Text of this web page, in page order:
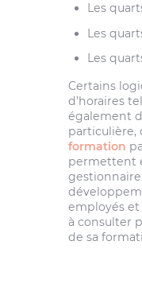
Les
Les
Les
Certains
d’horaires
également
particulière,
formation
permettent
employés et
à consulter
de sa